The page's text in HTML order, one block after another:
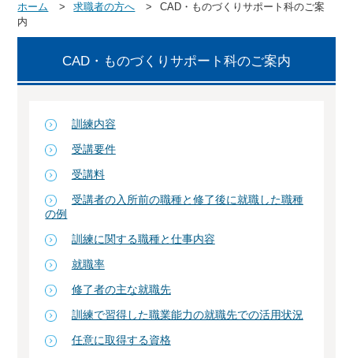
ホーム 求職者の方へ
CAD・ものづくりサポート科のご案
内
CAD・ものづくりサポート科のご案内
訓練内容
受講要件
受講料
受講者の入所前の職種と修了後に就職した職種
の例
訓練に関する職種と仕事内容
就職率
修了者の主な就職先
訓練で習得した職業能力の就職先での活用状況
任意に取得する資格